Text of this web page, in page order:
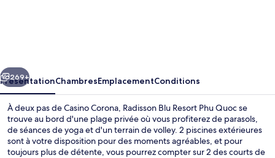
Quoc
Suivant
269+
PrésentationChambresEmplacementConditions
À deux pas de Casino Corona, Radisson Blu Resort Phu Quoc se
trouve au bord d'une plage privée où vous profiterez de parasols,
de séances de yoga et d'un terrain de volley. 2 piscines extérieures
sont à votre disposition pour des moments agréables, et pour
toujours plus de détente, vous pourrez compter sur 2 des courts de